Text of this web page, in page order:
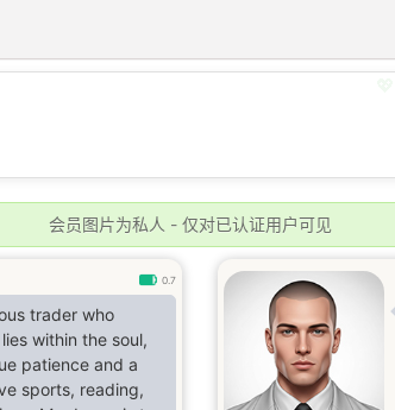
💕
会员图片为私人 - 仅对已认证用户可见
0.7
trader who
within the soul,
patience and a
sports, reading,